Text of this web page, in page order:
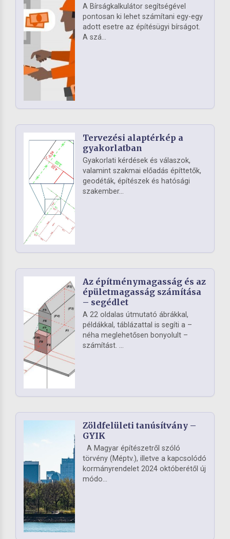
A Bírságkalkulátor segítségével
pontosan ki lehet számítani egy-egy
adott esetre az építésügyi bírságot.
A szá...
Tervezési alaptérkép a
gyakorlatban
Gyakorlati kérdések és válaszok,
valamint szakmai előadás építtetők,
geodéták, építészek és hatósági
szakember...
Az építménymagasság és az
épületmagasság számítása
– segédlet
A 22 oldalas útmutató ábrákkal,
példákkal, táblázattal is segíti a –
néha meglehetősen bonyolult –
számítást. ...
Zöldfelületi tanúsítvány –
GYIK
A Magyar építészetről szóló
törvény (Méptv.), illetve a kapcsolódó
kormányrendelet 2024 októberétől új
módo...